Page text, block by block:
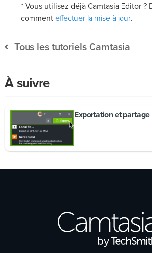
* Vous utilisez déjà Camtasia Editor ?
comment effectuer la mise à jour.
Tous les tutoriels Camtasia
À suivre
Exportation et